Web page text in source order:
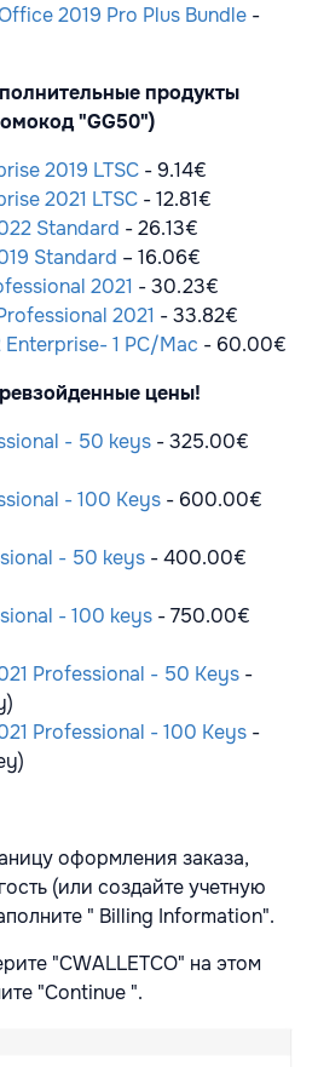
2019 Pro Plus Bundle -
продукты
"GG50")
2019 LTSC - 9.14€
2021 LTSC - 12.81€
Standard - 26.13€
Standard – 16.06€
2021 - 30.23€
2021 - 33.82€
1 PC/Mac - 60.00€
цены!
- 50 keys - 325.00€
- 100 Keys - 600.00€
- 50 keys - 400.00€
- 100 keys - 750.00€
Professional - 50 Keys -
Professional - 100 Keys -
оформления заказа,
(или создайте учетную
" Billing Information".
"CWALLETCO" на этом
"Continue ".